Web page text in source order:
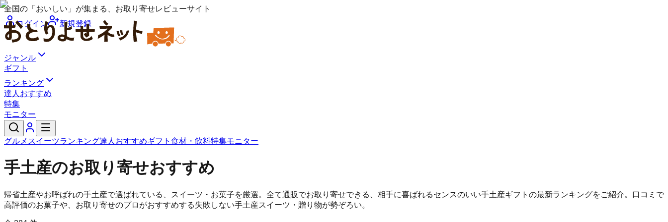
全国の「おいしい」が集まる、お取り寄せレビューサイト
ログイン
新規登録
ジャンル
ギフト
ランキング
達人おすすめ
特集
モニター
グルメ スイーツランキング達人おすすめギフト 食材・飲料特集モニター
手土産のお取り寄せおすすめ
帰省土産やお呼ばれの手土産で選ばれている、スイーツ・お菓子を厳選。全て通販でお取り寄せできる、相手に喜ばれるセンスのいい手土産ギフトの最新ランキングをご紹介。口コミで
高評価のお菓子や、お取り寄せのプロがおすすめする失敗しない手土産スイーツ・贈り物が勢ぞろい。